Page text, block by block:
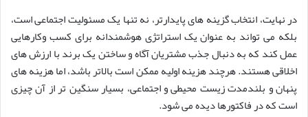
در نهایت، انتخاب گزینه های پایدارتر، نه تنها یک مسئولیت اجتماعی است،
بلکه می تواند به عنوان یک استراتژی هوشمندانه برای کسب وکارهایی
عمل کند که به دنبال جذب مشتریان آگاه و ساختن یک برند با ارزش های
اخلاقی هستند. هرچند هزینه اولیه ممکن است بالاتر باشد، اما هزینه های
پنهان و بلندمدت زیست محیطی و اجتماعی، بسیار سنگین تر از آن چیزی
است که در فاکتورها دیده می شود.